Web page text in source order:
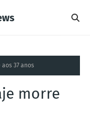
37 anos
morre